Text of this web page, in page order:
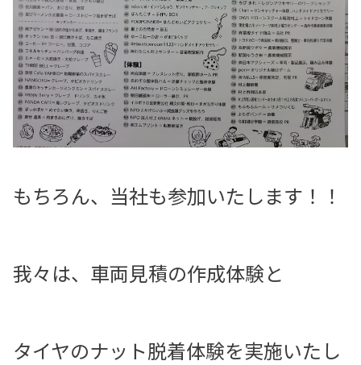
もちろん、当社も参加いたします！！
我々は、車両見積の作成体験と
タイヤのナット脱着体験を実施いたし